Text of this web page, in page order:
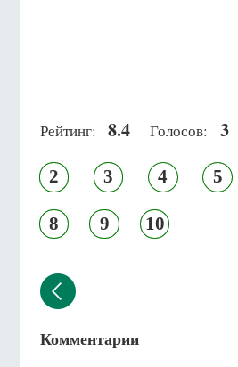
Рейтинг: 8.4 Голосов: 3
2 3 4 5
8 9 10
Комментарии